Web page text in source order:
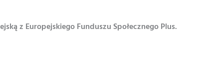
z Europejskiego Funduszu Społecznego Plus.